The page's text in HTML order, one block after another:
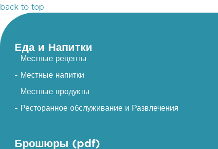
back to top
Еда и Напитки
- Местные рецепты
- Местные напитки
- Местные продукты
- Ресторанное обслуживание и Развлечения
Брошюры (pdf)